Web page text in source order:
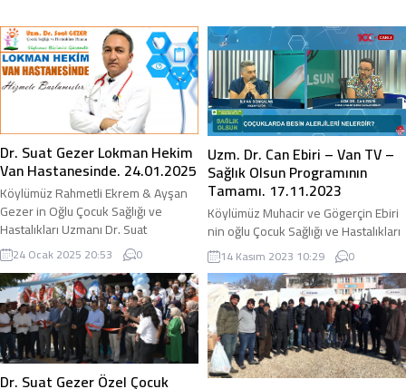
Dr. Suat Gezer Lokman Hekim
Van Hastanesinde. 24.01.2025
Köylümüz Rahmetli Ekrem & Ayşan
Gezer in Oğlu Çocuk Sağlığı ve
Hastalıkları Uzmanı Dr. Suat
Gezer 24.01.2025 tarihi itibari ile
Özel Lokman Hekim Van Hastanesi
Çocuk Kliniğinde hasta kabulüne
başlamıştır. adirli.com olarak yeni
görev yerinde hayırlı ve bol
kazançlar diliyoruz. RANDEVU İÇİN
TIKLAYIN…
24 Ocak 2025 20:53 0
Uzm. Dr. Can Ebiri – Van TV –
Sağlık Olsun Programının
Tamamı. 17.11.2023
Köylümüz Muhacir ve Gögerçin Ebiri
nin oğlu Çocuk Sağlığı ve Hastalıkları
Uzmanı Can Ebiri nin 17.11.2023
Cuma günü Saat : 17.00 da Van TV de
Sağlık Olsun isimli programda canlı
yayın konuğu oldu. adirli.com olarak
kendisine başarılar diliyoruz.
Yaklaşık 3 yıldır kendisine ait özel
çocuk kliniğinde hizmet veren Can...
14 Kasım 2023 10:29 0
Dr. Suat Gezer Özel Çocuk